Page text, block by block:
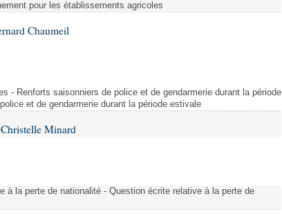
pour les établissements agricoles
Chaumeil
- Renforts saisonniers de police et de gendarmerie durant la période
et de gendarmerie durant la période estivale
Minard
à la perte de nationalité - Question écrite relative à la perte de